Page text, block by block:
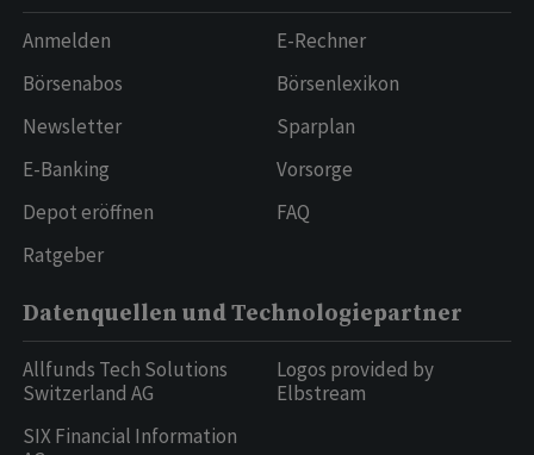
Anmelden
Börsenabos
Newsletter
E-Banking
Depot eröffnen
Ratgeber
E-Rechner
Börsenlexikon
Sparplan
Vorsorge
FAQ
Datenquellen und Technologiepartner
Allfunds Tech Solutions
Switzerland AG
SIX Financial Information
Logos provided by
Elbstream